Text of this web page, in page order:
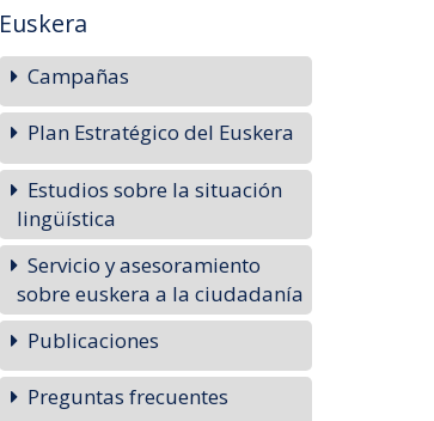
Euskera
Campañas
Plan Estratégico del Euskera
Estudios sobre la situación
lingüística
Servicio y asesoramiento
sobre euskera a la ciudadanía
Publicaciones
Preguntas frecuentes